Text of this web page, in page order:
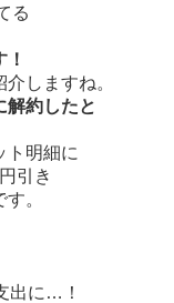
る
しますね。
解約したと
ト明細に
引き
。
出に…！